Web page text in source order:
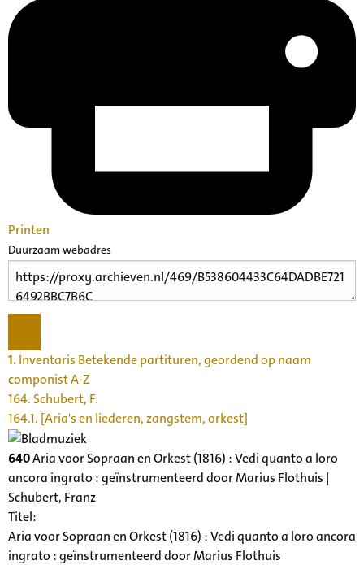
Printen
Duurzaam webadres
1.Inventaris Betekende partituren, geordend op naam
componist A-Z
164. Schubert, F.
164.1. [Aria's en liederen, zangstem, orkest]
640Aria voor Sopraan en Orkest (1816) : Vedi quanto a loro
ancora ingrato : geïnstrumenteerd door Marius Flothuis |
Schubert, Franz
Titel:
Aria voor Sopraan en Orkest (1816) : Vedi quanto a loro ancora
ingrato : geïnstrumenteerd door Marius Flothuis